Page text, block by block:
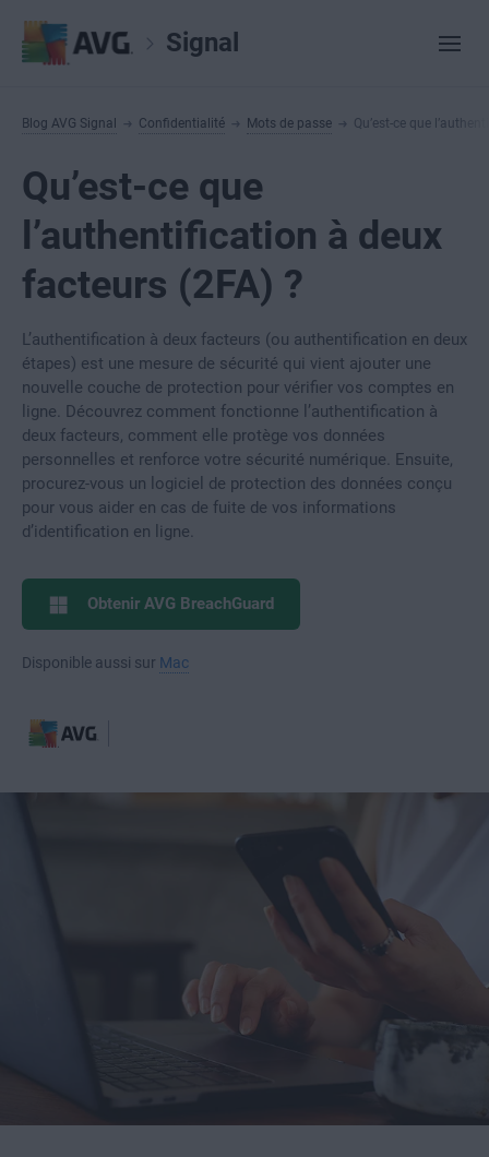
Signal
Blog AVG Signal Confidentialité Mots de passe Qu’est-ce que
Qu’est-ce que
l’authentification à deux
facteurs (2FA) ?
L’authentification à deux facteurs (ou authentification en deux
étapes) est une mesure de sécurité qui vient ajouter une
nouvelle couche de protection pour vérifier vos comptes en
ligne. Découvrez comment fonctionne l’authentification à
deux facteurs, comment elle protège vos données
personnelles et renforce votre sécurité numérique. Ensuite,
procurez-vous un logiciel de protection des données conçu
pour vous aider en cas de fuite de vos informations
d’identification en ligne.
Obtenir AVG BreachGuard
Disponible aussi sur Mac